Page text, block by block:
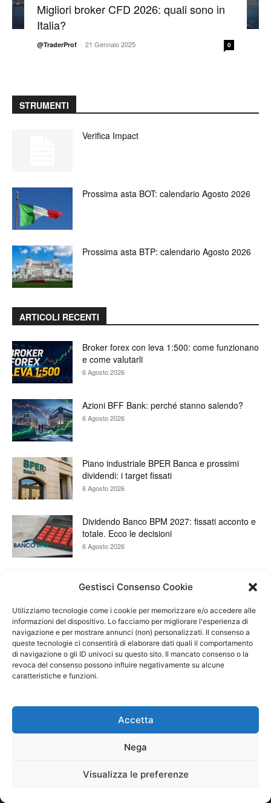
Gestisci Consenso Cookie
Utilizziamo tecnologie come i cookie per memorizzare e/o accedere alle
informazioni del dispositivo. Lo facciamo per migliorare l'esperienza di
navigazione e per mostrare annunci (non) personalizzati. Il consenso a
queste tecnologie ci consentirà di elaborare dati quali il comportamento
di navigazione o gli ID univoci su questo sito. Il mancato consenso o la
revoca del consenso possono influire negativamente su alcune
caratteristiche e funzioni.
Accetta
Nega
Visualizza le preferenze
Migliori broker CFD 2026: quali sono in
Italia?
@TraderProf - 21 Gennaio 2025 0
STRUMENTI
Verifica Impact
Prossima asta BOT: calendario Agosto 2026
Prossima asta BTP: calendario Agosto 2026
ARTICOLI RECENTI
Broker forex con leva 1:500: come funzionano
e come valutarli
6 Agosto 2026
Azioni BFF Bank: perché stanno salendo?
6 Agosto 2026
Piano industriale BPER Banca e prossimi
dividendi: i target fissati
6 Agosto 2026
Dividendo Banco BPM 2027: fissati acconto e
totale. Ecco le decisioni
6 Agosto 2026
potenzialmente perdere una parte o tutto il capitale
investito. Le performance passate non sono mai
investire mai un capitale superiore a quello che sei
disposto a perdere. Ti sollecitiamo a leggere il
disclamier e l’avviso sui rischi completo. Il blog
RisparmiOggi non offre alcun genere di consulenza